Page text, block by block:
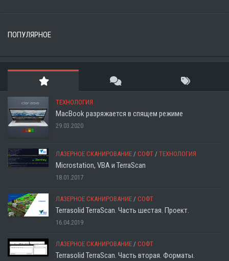
ПОПУЛЯРНОЕ
ТЕХНОЛОГИЯ
MacBook разряжается в спящем режиме
29.03.2020
ЛАЗЕРНОЕ СКАНИРОВАНИЕ / СОФТ / ТЕХНОЛОГИЯ
Microstation, VBA и TerraScan
18.01.2017
ЛАЗЕРНОЕ СКАНИРОВАНИЕ / СОФТ
Terrasolid TerraScan. Часть шестая. Проект.
16.04.2019
ЛАЗЕРНОЕ СКАНИРОВАНИЕ / СОФТ
Terrasolid TerraScan. Часть вторая. Форматы.